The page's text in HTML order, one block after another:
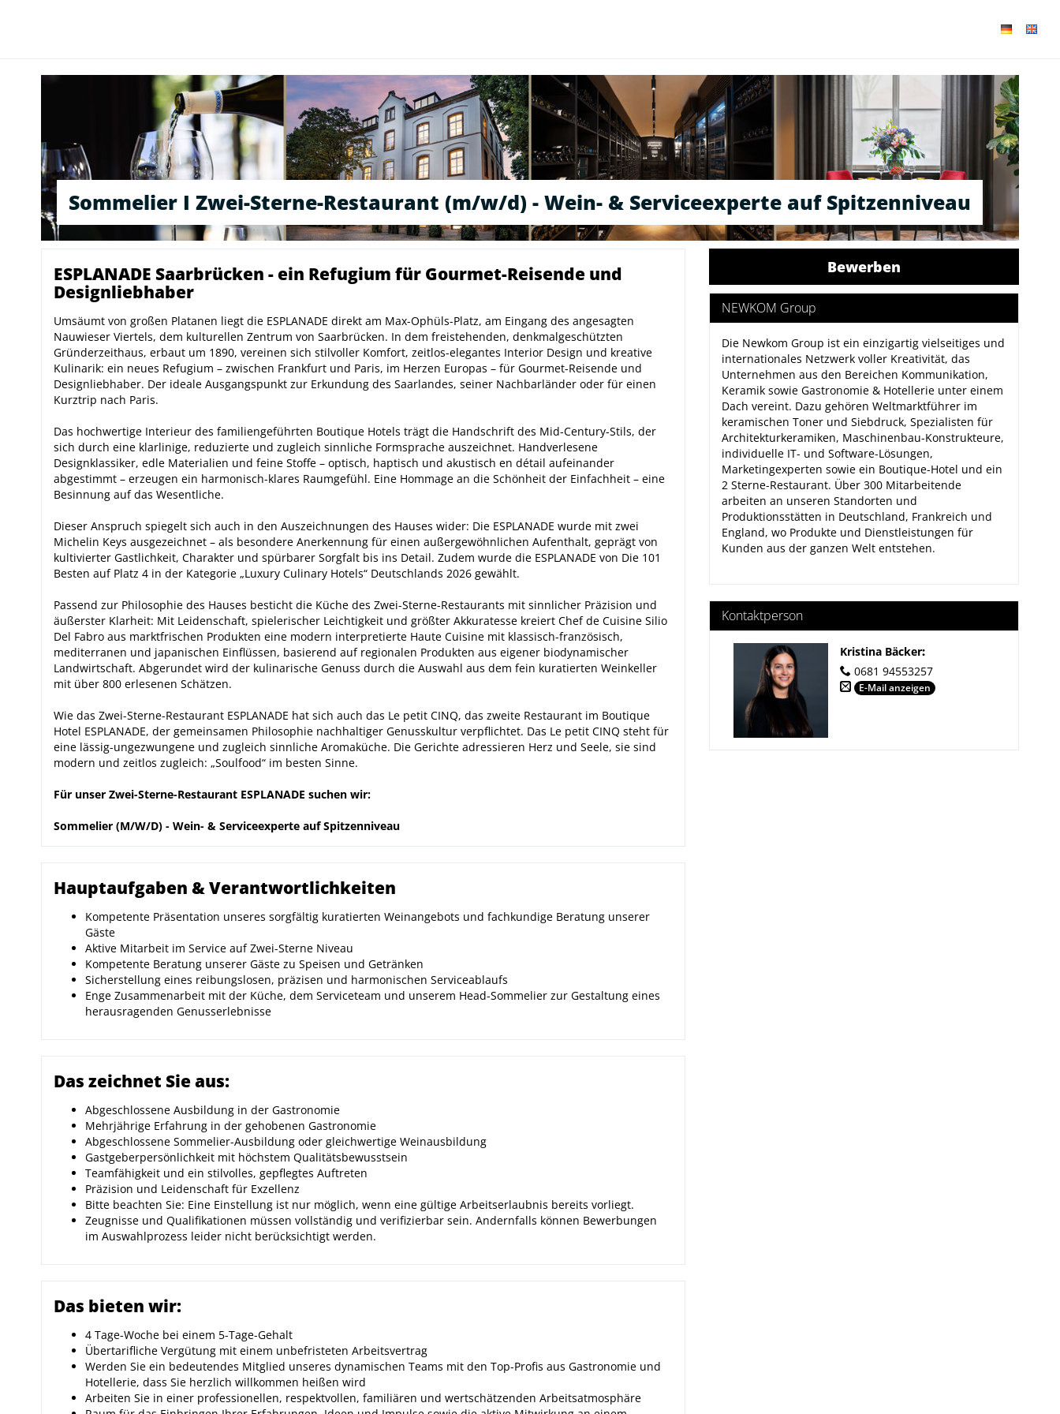
Sommelier I Zwei-Sterne-Restaurant (m/w/d) - Wein- & Serviceexperte auf Spitzenniveau
ESPLANADE Saarbrücken - ein Refugium für Gourmet-Reisende und
Designliebhaber
Umsäumt von großen Platanen liegt die ESPLANADE direkt am Max-Ophüls-Platz, am Eingang des angesagten
Nauwieser Viertels, dem kulturellen Zentrum von Saarbrücken. In dem freistehenden, denkmalgeschützten
Gründerzeithaus, erbaut um 1890, vereinen sich stilvoller Komfort, zeitlos-elegantes Interior Design und kreative
Kulinarik: ein neues Refugium – zwischen Frankfurt und Paris, im Herzen Europas – für Gourmet-Reisende und
Designliebhaber. Der ideale Ausgangspunkt zur Erkundung des Saarlandes, seiner Nachbarländer oder für einen
Kurztrip nach Paris.
Das hochwertige Interieur des familiengeführten Boutique Hotels trägt die Handschrift des Mid-Century-Stils, der
sich durch eine klarlinige, reduzierte und zugleich sinnliche Formsprache auszeichnet. Handverlesene
Designklassiker, edle Materialien und feine Stoffe – optisch, haptisch und akustisch en détail aufeinander
abgestimmt – erzeugen ein harmonisch-klares Raumgefühl. Eine Hommage an die Schönheit der Einfachheit – eine
Besinnung auf das Wesentliche.
Dieser Anspruch spiegelt sich auch in den Auszeichnungen des Hauses wider: Die ESPLANADE wurde mit zwei
Michelin Keys ausgezeichnet – als besondere Anerkennung für einen außergewöhnlichen Aufenthalt, geprägt von
kultivierter Gastlichkeit, Charakter und spürbarer Sorgfalt bis ins Detail. Zudem wurde die ESPLANADE von Die 101
Besten auf Platz 4 in der Kategorie „Luxury Culinary Hotels“ Deutschlands 2026 gewählt.
Passend zur Philosophie des Hauses besticht die Küche des Zwei-Sterne-Restaurants mit sinnlicher Präzision und
äußerster Klarheit: Mit Leidenschaft, spielerischer Leichtigkeit und größter Akkuratesse kreiert Chef de Cuisine Silio
Del Fabro aus marktfrischen Produkten eine modern interpretierte Haute Cuisine mit klassisch-französisch,
mediterranen und japanischen Einflüssen, basierend auf regionalen Produkten aus eigener biodynamischer
Landwirtschaft. Abgerundet wird der kulinarische Genuss durch die Auswahl aus dem fein kuratierten Weinkeller
mit über 800 erlesenen Schätzen.
Wie das Zwei-Sterne-Restaurant ESPLANADE hat sich auch das Le petit CINQ, das zweite Restaurant im Boutique
Hotel ESPLANADE, der gemeinsamen Philosophie nachhaltiger Genusskultur verpflichtet. Das Le petit CINQ steht für
eine lässig-ungezwungene und zugleich sinnliche Aromaküche. Die Gerichte adressieren Herz und Seele, sie sind
modern und zeitlos zugleich: „Soulfood“ im besten Sinne.
Für unser Zwei-Sterne-Restaurant ESPLANADE suchen wir:
Sommelier (M/W/D) - Wein- & Serviceexperte auf Spitzenniveau
Hauptaufgaben & Verantwortlichkeiten
Kompetente Präsentation unseres sorgfältig kuratierten Weinangebots und fachkundige Beratung unserer
Gäste
Aktive Mitarbeit im Service auf Zwei-Sterne Niveau
Kompetente Beratung unserer Gäste zu Speisen und Getränken
Sicherstellung eines reibungslosen, präzisen und harmonischen Serviceablaufs
Enge Zusammenarbeit mit der Küche, dem Serviceteam und unserem Head-Sommelier zur Gestaltung eines
herausragenden Genusserlebnisse
Das zeichnet Sie aus:
Abgeschlossene Ausbildung in der Gastronomie
Mehrjährige Erfahrung in der gehobenen Gastronomie
Abgeschlossene Sommelier-Ausbildung oder gleichwertige Weinausbildung
Gastgeberpersönlichkeit mit höchstem Qualitätsbewusstsein
Teamfähigkeit und ein stilvolles, gepflegtes Auftreten
Präzision und Leidenschaft für Exzellenz
Bitte beachten Sie: Eine Einstellung ist nur möglich, wenn eine gültige Arbeitserlaubnis bereits vorliegt.
Zeugnisse und Qualifikationen müssen vollständig und verifizierbar sein. Andernfalls können Bewerbungen
im Auswahlprozess leider nicht berücksichtigt werden.
Das bieten wir:
4 Tage-Woche bei einem 5-Tage-Gehalt
Übertarifliche Vergütung mit einem unbefristeten Arbeitsvertrag
Werden Sie ein bedeutendes Mitglied unseres dynamischen Teams mit den Top-Profis aus Gastronomie und
Hotellerie, dass Sie herzlich willkommen heißen wird
Arbeiten Sie in einer professionellen, respektvollen, familiären und wertschätzenden Arbeitsatmosphäre
Bewerben
NEWKOM Group
Die Newkom Group ist ein einzigartig vielseitiges und
internationales Netzwerk voller Kreativität, das
Unternehmen aus den Bereichen Kommunikation,
Keramik sowie Gastronomie & Hotellerie unter einem
Dach vereint. Dazu gehören Weltmarktführer im
keramischen Toner und Siebdruck, Spezialisten für
Architekturkeramiken, Maschinenbau-Konstrukteure,
individuelle IT- und Software-Lösungen,
Marketingexperten sowie ein Boutique-Hotel und ein
2 Sterne-Restaurant. Über 300 Mitarbeitende
arbeiten an unseren Standorten und
Produktionsstätten in Deutschland, Frankreich und
England, wo Produkte und Dienstleistungen für
Kunden aus der ganzen Welt entstehen.
Kontaktperson
Kristina Bäcker:
0681 94553257
E-Mail anzeigen